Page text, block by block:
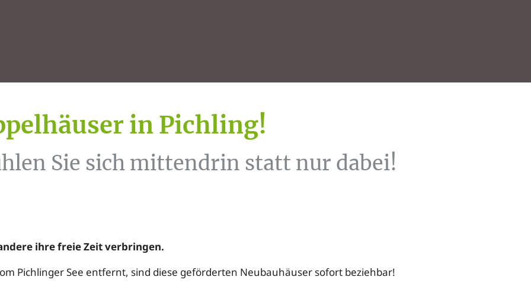
in Pichling!
Sie sich mittendrin statt nur dabei!
ihre freie Zeit verbringen.
Pichlinger See entfernt, sind diese geförderten Neubauhäuser sofort beziehbar!